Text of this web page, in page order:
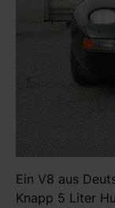
Ein V8 aus
Knapp 5 Liter